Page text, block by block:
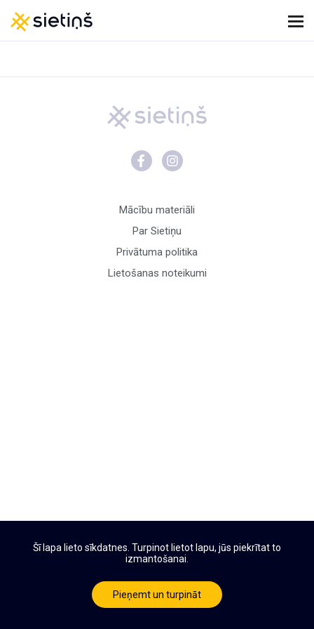
Šī lapa lieto sīkdatnes. Turpinot lietot lapu, jūs piekrītat to
izmantošanai.
Pieņemt un turpināt
Mācību materiāli
Par Sietiņu
Privātuma politika
Lietošanas noteikumi